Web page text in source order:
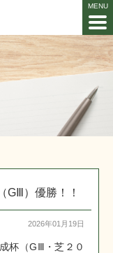
GⅢ）優勝！！
2026年01月19日
杯（GⅢ・芝２０